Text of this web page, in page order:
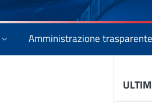
Amministrazione trasparente